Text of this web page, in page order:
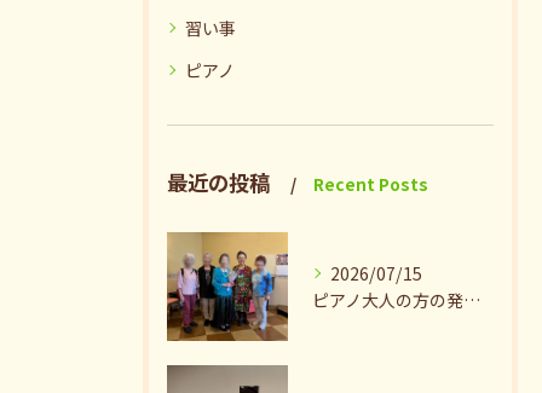
習い事
ピアノ
最近の投稿 Recent Posts
2026/07/15
ピアノ大人の方の発表会兼ねたお茶会🎵